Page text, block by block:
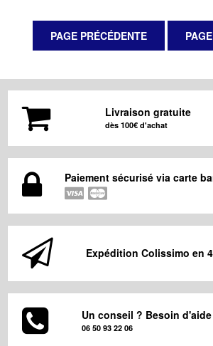
Livraison gratuite
dès 100€ d'achat
Paiement sécurisé via carte
Expédition Colissimo en
Un conseil ? Besoin
06 50 93 22 06